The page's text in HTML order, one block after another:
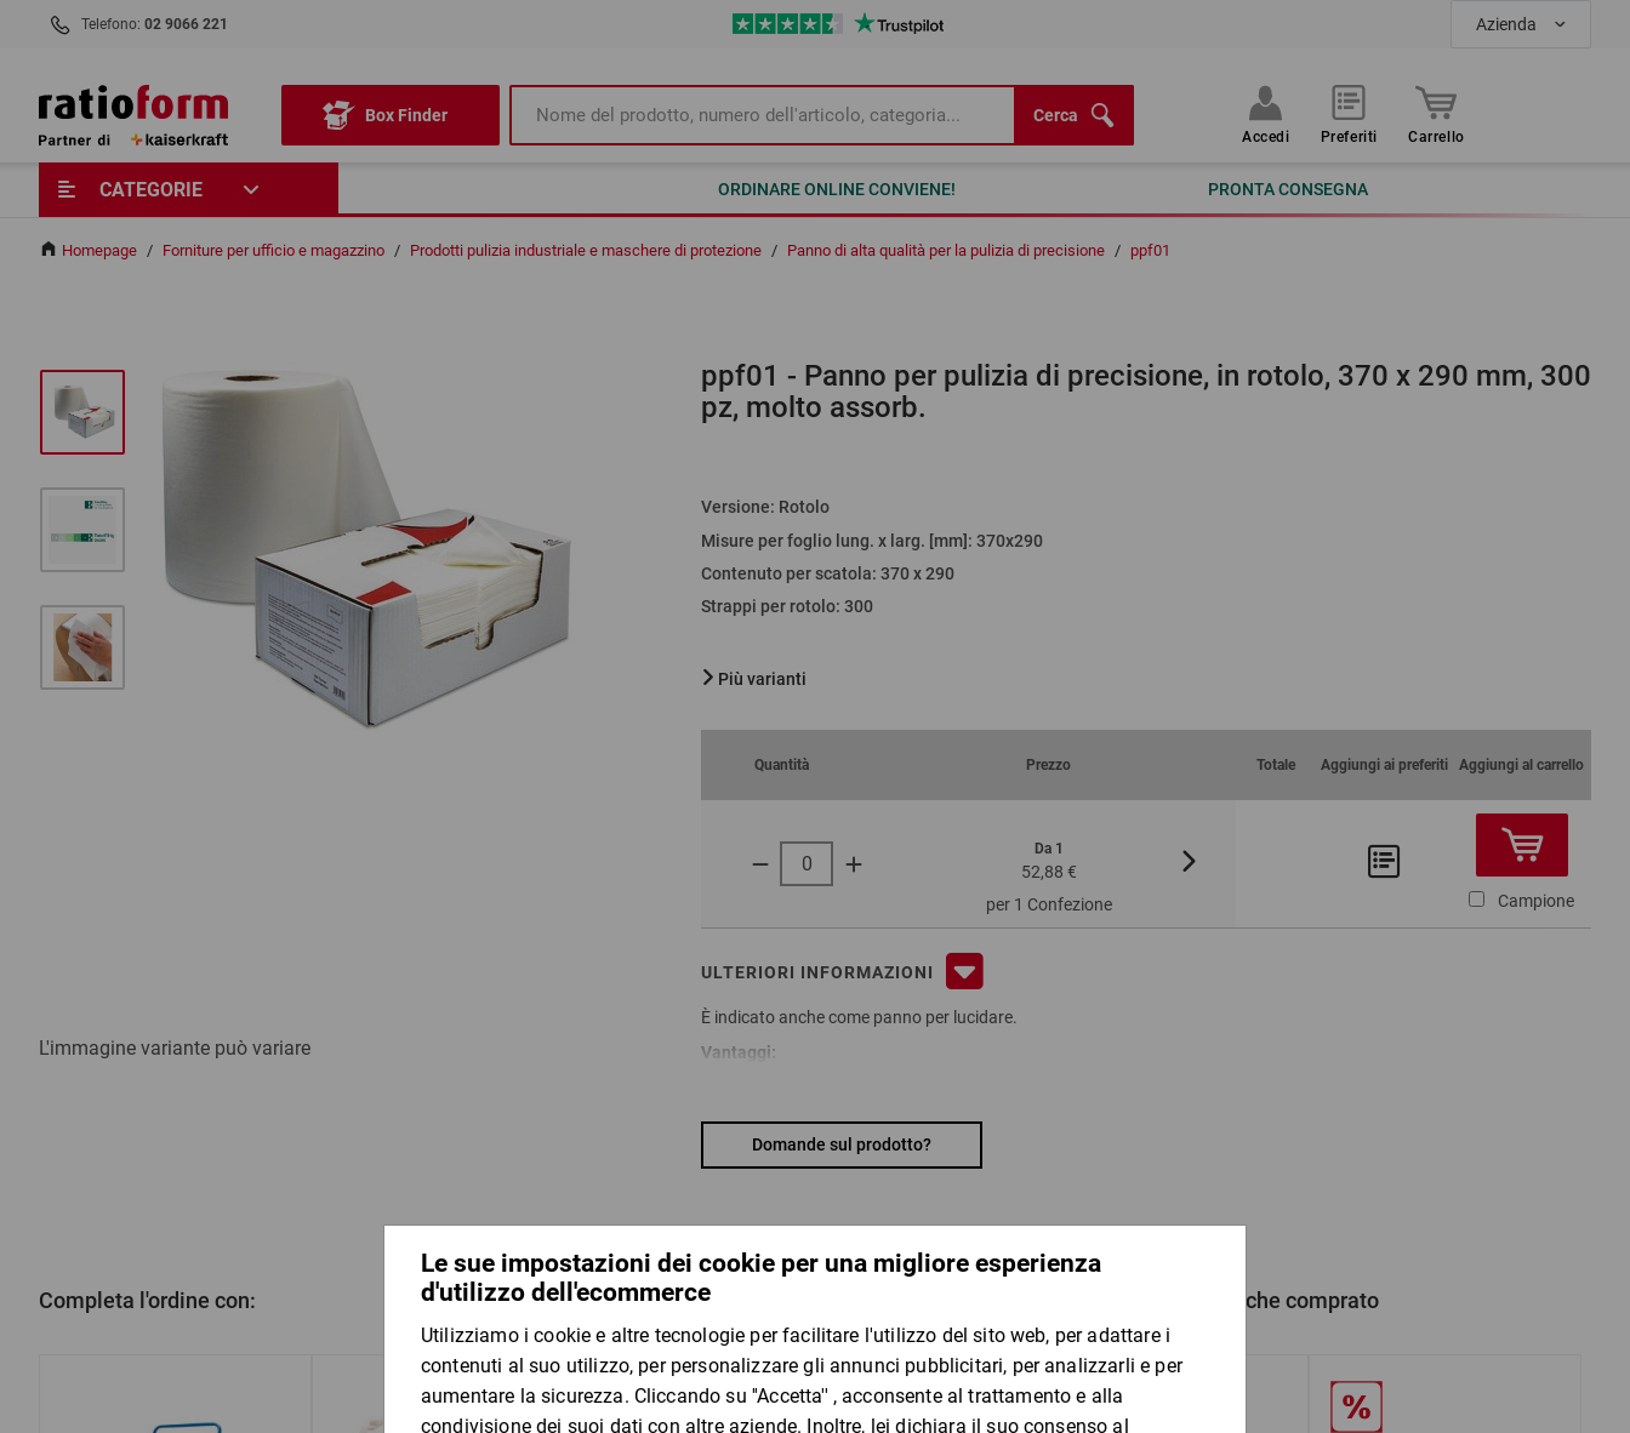
Telefono: 02 9066 221 Azienda
Box Finder Cerca
Accedi Preferiti Carrello
CATEGORIE ORDINARE ONLINE CONVIENE! PRONTA CONSEGNA
Homepage / Forniture per ufficio e magazzino / Prodotti pulizia industriale e maschere di protezione / Panno di alta qualità per la pulizia di precisione / ppf01
L'immagine variante può variare
ppf01 - Panno per pulizia di precisione, in rotolo, 370 x 290 mm, 300
pz, molto assorb.
Versione: Rotolo
Misure per foglio lung. x larg. [mm] : 370x290
Contenuto per scatola: 370 x 290
Strappi per rotolo: 300
Più varianti
Quantità Prezzo Totale Aggiungi ai preferiti Aggiungi al carrello
Da 1
52,88 €
Da 5
47,61 €
per 1 Confezione Campione
ULTERIORI INFORMAZIONI
È indicato anche come panno per lucidare.
Vantaggi:
resistente ai solventi
Materiale:
Domande sul prodotto?
Completa l'ordine con: I clienti che hanno visto questo prodotto hanno anche comprato